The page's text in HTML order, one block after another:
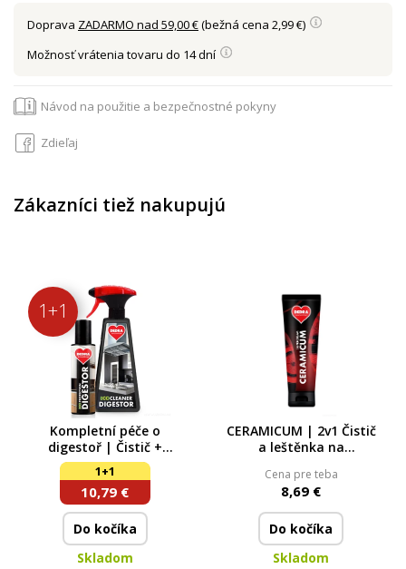
Doprava ZADARMO nad 59,00 €(bežná cena 2,99 €)
Možnosť vrátenia tovaru do 14 dní
Návod na použitie a bezpečnostné pokyny
Zdieľaj
Zákazníci tiež nakupujú
1+1
Kompletní péče o
digestoř | Čistič +
impregnační sprej | 500
ml + 200 ml
1+1
10,79 €
Do kočíka
Skladom
CERAMICUM | 2v1 Čistič
a leštěnka na
indukční desku | 200 ml
Cena pre teba
8,69 €
Do kočíka
Skladom